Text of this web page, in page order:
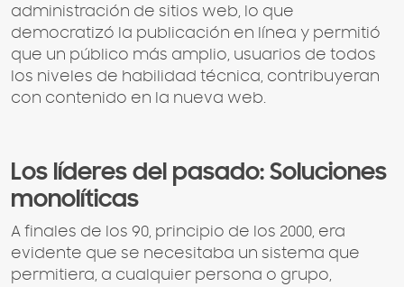
administración de sitios web, lo que
democratizó la publicación en línea y permitió
que un público más amplio, usuarios de todos
los niveles de habilidad técnica, contribuyeran
con contenido en la nueva web.
Los líderes del pasado: Soluciones
monolíticas
A finales de los 90, principio de los 2000, era
evidente que se necesitaba un sistema que
permitiera, a cualquier persona o grupo,